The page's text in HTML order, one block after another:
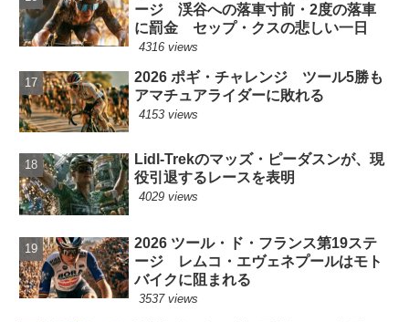
ージ 渓谷への落車寸前・2度の落車
に罰金 セップ・クスの悲しい一日
4316 views
2026 ポギ・チャレンジ ツール5勝も
アマチュアライダーに敗れる
4153 views
Lidl-Trekのマッズ・ピーダスンが、現
役引退するレースを表明
4029 views
2026 ツール・ド・フランス第19ステ
ージ レムコ・エヴェネプールはモト
バイクに阻まれる
3537 views